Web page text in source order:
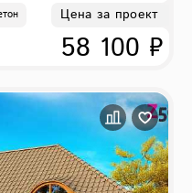
Цена за проект
58 100 ₽